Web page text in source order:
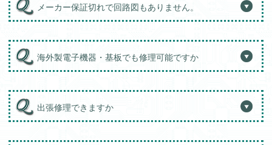
メーカー保証切れで回路図もありません。
海外製電子機器・基板でも修理可能ですか
出張修理できますか